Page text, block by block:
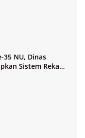
NU, Dinas
Sistem Rekam